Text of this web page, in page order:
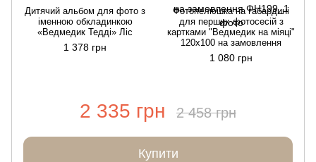
Дитячий альбом для фото з
іменною обкладинкою
«Ведмедик Тедді» Ліс
1 378 грн
Фотопелюшка на габардині
для перших фотосесій з
картками "Ведмедик на міяці"
120х100 на замовлення
1 080 грн
2 335 грн 2 458 грн
Купити